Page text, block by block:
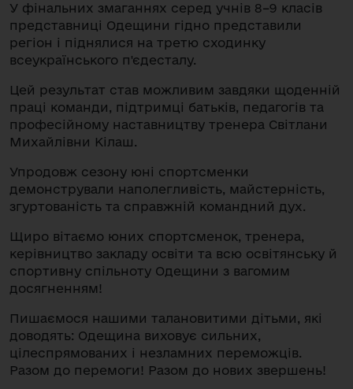
У фінальних змаганнях серед учнів 8–9 класів
представниці Одещини гідно представили
регіон і піднялися на третю сходинку
всеукраїнського п'єдесталу.
Цей результат став можливим завдяки щоденній
праці команди, підтримці батьків, педагогів та
професійному наставництву тренера Світлани
Михайлівни Кілаш.
Упродовж сезону юні спортсменки
демонстрували наполегливість, майстерність,
згуртованість та справжній командний дух.
Щиро вітаємо юних спортсменок, тренера,
керівництво закладу освіти та всю освітянську й
спортивну спільноту Одещини з вагомим
досягненням!
Пишаємося нашими талановитими дітьми, які
доводять: Одещина виховує сильних,
цілеспрямованих і незламних переможців.
Разом до перемоги! Разом до нових звершень!